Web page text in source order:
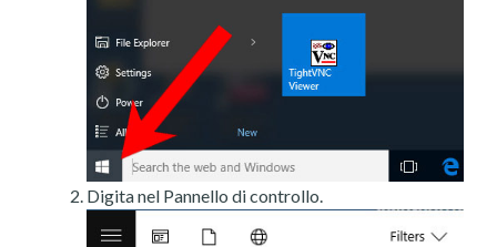
Digita nel Pannello di controllo.